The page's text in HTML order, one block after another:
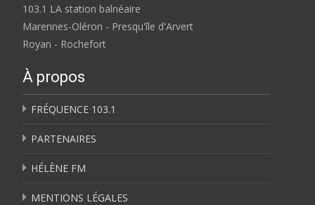
103.1 LA station balnéaire
Marennes-Oléron - Presqu'île d'Arvert
Royan - Rochefort
À propos
FRÉQUENCE 103.1
PARTENAIRES
HÉLÈNE FM
MENTIONS LÉGALES